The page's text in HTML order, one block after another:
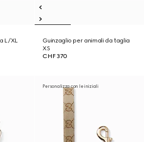
L/XL
Guinzaglio per animali da taglia
XS
CHF 370
Personalizza con le iniziali